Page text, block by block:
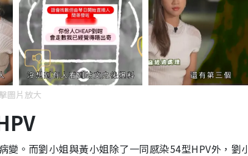
圖片放大
。而劉小姐與黃小姐除了一同感染54型HPV外，劉